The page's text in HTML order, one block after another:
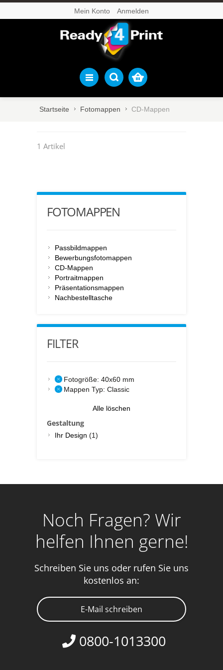
Mein Konto Anmelden
Startseite Fotomappen CD-Mappen
1 Artikel
FOTOMAPPEN
Passbildmappen
Bewerbungsfotomappen
CD-Mappen
Portraitmappen
Präsentationsmappen
Nachbestelltasche
FILTER
Fotogröße: 40x60 mm
Mappen Typ: Classic
Alle löschen
Gestaltung
Ihr Design (1)
Noch Fragen? Wir
helfen Ihnen gerne!
Schreiben Sie uns oder rufen Sie uns
kostenlos an:
E-Mail schreiben
0800-1013300